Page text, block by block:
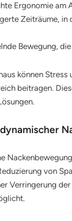
Ergonomie am
Zeiträume, in
Bewegung,
können
beitragen.
von
Verringerung